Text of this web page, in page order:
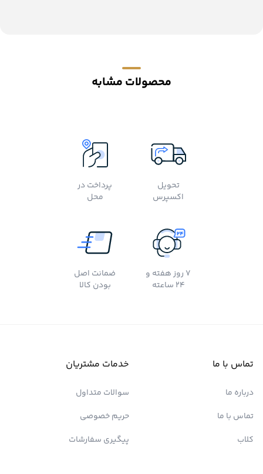
محصولات مشابه
تحویل
اکسپرس
پرداخت در
محل
7 روز هفته و
24 ساعته
ضمانت اصل
بودن کالا
تماس با ما
درباره ما
تماس با ما
کلاب
خدمات مشتریان
سوالات متداول
حریم خصوصی
پیگیری سفارشات